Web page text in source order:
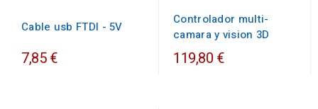
Cable usb FTDI - 5V
7,85 €
Controlador multi-
camara y vision 3D
119,80 €